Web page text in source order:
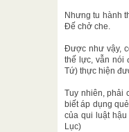
Nhưng tu hành
Đế chở che.
Được như vậy,
thế lực, vẫn nói
Tứ) thực hiện
Tuy nhiên, phải
biết áp dụng
của qui luật
Lục)